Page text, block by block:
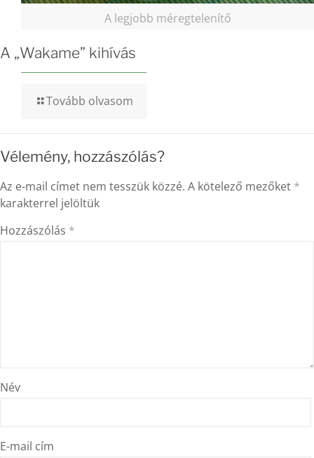
A legjobb méregtelenítő
A „Wakame” kihívás
Tovább olvasom
Vélemény, hozzászólás?
Az e-mail címet nem tesszük közzé. A kötelező mezőket *
karakterrel jelöltük
Hozzászólás *
Név
E-mail cím